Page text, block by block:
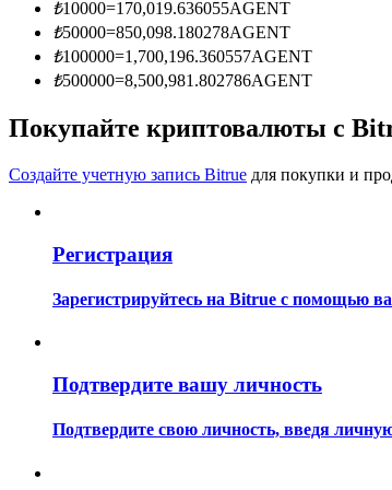
Станьте копи-трейдером
Наслаждайтесь распределением прибыли и
Анализ больших данных, включая
₺10000=170,019.636055AGENT
₺50000=850,098.180278AGENT
₺100000=1,700,196.360557AGENT
₺500000=8,500,981.802786AGENT
Покупайте криптовалюты с
Создайте учетную запись Bitrue для покупки и
Регистрация
Зарегистрируйтесь на Bitrue с помощью
Подтвердите вашу личность
Подтвердите свою личность, введя